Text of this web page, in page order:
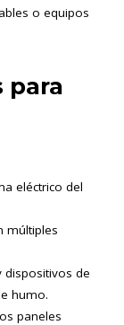
o equipos
para
eléctrico del
múltiples
dispositivos de
humo.
paneles